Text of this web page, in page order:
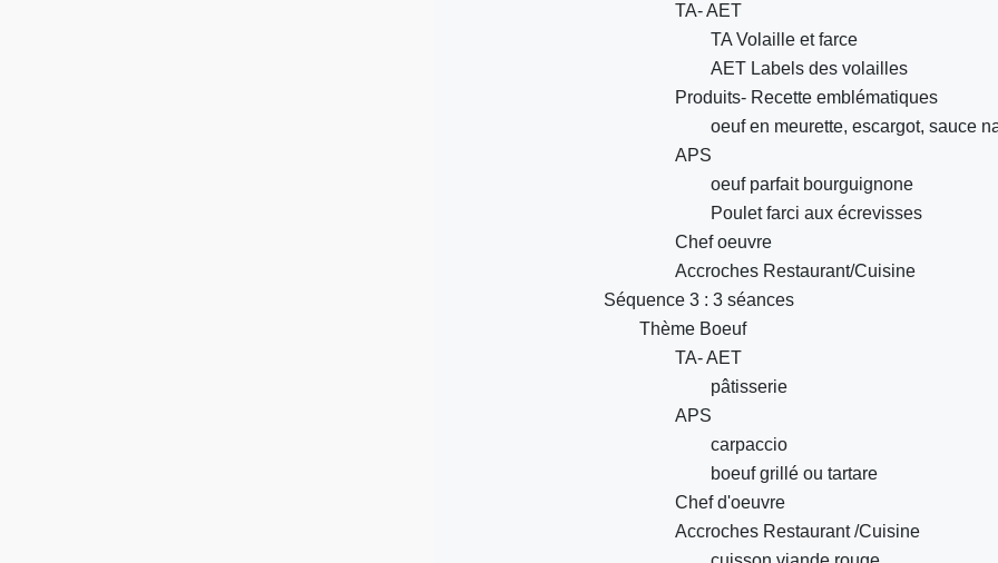
TA- AET
TA Volaille et farce
AET Labels des volailles
Produits- Recette emblématiques
oeuf en meurette, escargot, sauce
APS
oeuf parfait bourguignone
Poulet farci aux écrevisses
Chef oeuvre
Accroches Restaurant/Cuisine
Séquence 3 : 3 séances
Thème Boeuf
TA- AET
pâtisserie
APS
carpaccio
boeuf grillé ou tartare
Chef d'oeuvre
Accroches Restaurant /Cuisine